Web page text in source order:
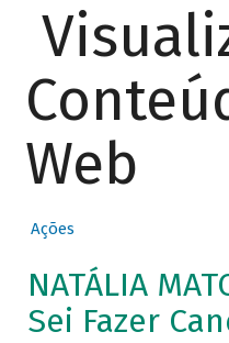
Web
Ações
NATÁLIA
Sei Fazer